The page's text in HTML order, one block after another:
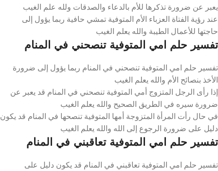
يعبر عن ضرورة تذكرها للأم بالدعاء والصدقات ولله علم الغيب
عند رؤية الفتاة العزباء الأم المتوفية تمشي حافية ربما يؤول إلى
حاجتها للأعمال الطيبة والله يعلم الغيب
تفسير حلم امي المتوفية تنصحني في المنام
تفسير حلم امي المتوفية تنصحني في المنام ربما يؤول إلى ضرورة
الأخذ بنصائح الأم والله يعلم الغيب
إذا رأى الرجل المتزوج أمي المتوفية تنصحني في المنام قد يعبر عن
ضرورة سيره في الطريق الصحيح والله يعلم الغيب
في حال رأت المرأة المتزوجة أمها المتوفية تنصحها في المنام قد يكون
دليل على ضرورة الرجوع إلى الله والله يعلم الغيب
تفسير حلم امي المتوفية تعاقبني في المنام
تفسير حلم امي المتوفية تعاقبني في المنام قد يكون دليل على